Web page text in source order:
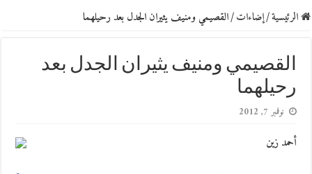
الرئيسية/إضاءات/القصيمي ومنيف يثيران الجدل بعد رحيلهما
القصيمي ومنيف يثيران الجدل بعد
رحيلهما
نوفمبر 7, 2012
أحمد زين